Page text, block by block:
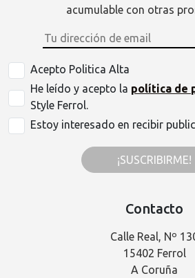
acumulable con otras
Acepto Politica Alta
He leído y acepto la política de
Style Ferrol.
Estoy interesado en recibir
¡SUSCRIBIRME!
Contacto
Calle Real, Nº
15402 Ferrol
A Coruña